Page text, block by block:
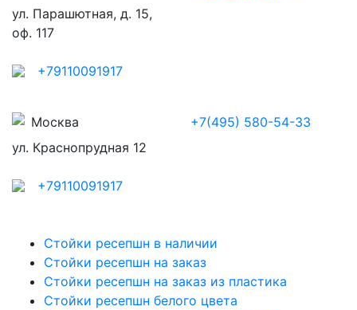
ул. Парашютная, д. 15,
оф. 117
+79110091917
Москва
ул. Краснопрудная 12
+7(495) 580-54-33
+79110091917
Стойки ресепшн в наличии
Стойки ресепшн на заказ
Стойки ресепшн на заказ из пластика
Стойки ресепшн белого цвета